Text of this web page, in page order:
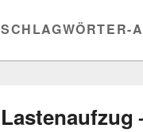
SCHLAGWÖRTER-
Lastenaufzug